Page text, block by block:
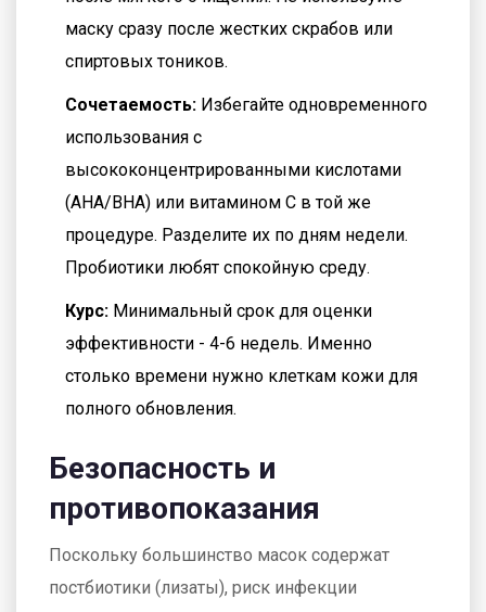
маску сразу после жестких скрабов или
спиртовых тоников.
Сочетаемость: Избегайте одновременного
использования с
высококонцентрированными кислотами
(AHA/BHA) или витамином C в той же
процедуре. Разделите их по дням недели.
Пробиотики любят спокойную среду.
Курс: Минимальный срок для оценки
эффективности - 4-6 недель. Именно
столько времени нужно клеткам кожи для
полного обновления.
Безопасность и
противопоказания
Поскольку большинство масок содержат
постбиотики (лизаты), риск инфекции